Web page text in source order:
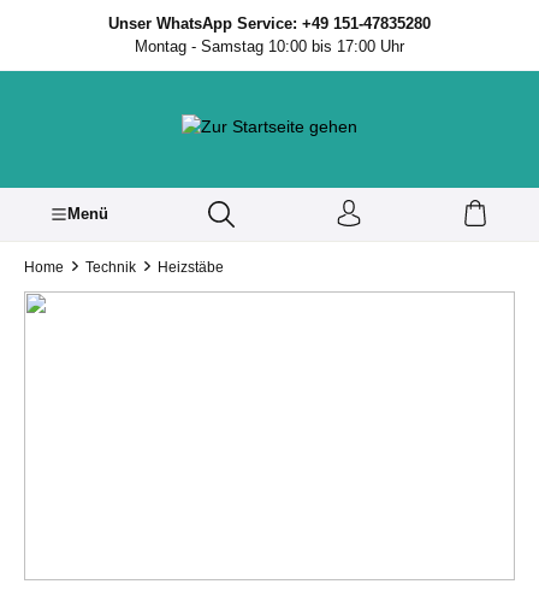
springenUnser WhatsApp Service: +49 151-47835280
Montag - Samstag 10:00 bis 17:00 Uhr
Menü
Home Technik Heizstäbe